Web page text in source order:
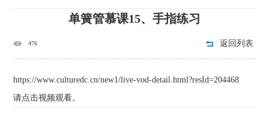
单簧管慕课15、手指练习
476 返回列表
https://www.culturedc.cn/new1/live-vod-detail.html?resId=204468
请点击视频观看。